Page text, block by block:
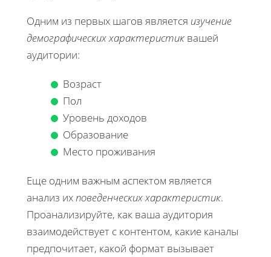
Одним из первых шагов является изучение
демографических характеристик вашей
аудитории:
Возраст
Пол
Уровень доходов
Образование
Место проживания
Еще одним важным аспектом является
анализ ихповеденческих характеристик.
Проанализируйте, как ваша аудитория
взаимодействует с контентом, какие каналы
предпочитает, какой формат вызывает